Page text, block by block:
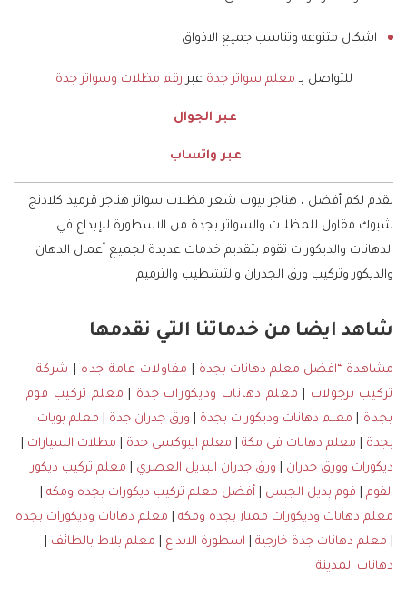
اشكال متنوعه وتناسب جميع الاذواق
للتواصل بـ معلم سواتر جدة عبر رقم مظلات وسواتر جدة
عبر الجوال
عبر واتساب
نقدم لكم أفضل ، هناجر بيوت شعر مظلات سواتر هناجر قرميد كلادنج
شبوك مقاول للمظلات والسواتر بجدة من الاسطورة للإبداع في
الدهانات والديكورات تقوم بتقديم خدمات عديدة لجميع أعمال الدهان
والديكور وتركيب ورق الجدران والتشطيب والترميم
شاهد ايضا من خدماتنا التي نقدمها
مشاهدة “افضل معلم دهانات بجدة مقاولات عامة جده
شركة
تركيب برجولات
معلم دهانات وديكورات جدة
معلم تركيب فوم
بجدة
معلم دهانات وديكورات بجدة ورق جدران جدة
معلم بويات
بجدة
معلم دهانات في مكة معلم ايبوكسي جدة مظلات السيارات
ديكورات وورق جدران
ورق جدران البديل العصري
معلم تركيب ديكور
الفوم
فوم بديل الجبس أفضل معلم تركيب ديكورات بجده ومكه
معلم دهانات وديكورات ممتاز بجدة ومكة
معلم دهانات وديكورات بجدة
معلم دهانات جدة خارجية اسطورة الابداع معلم بلاط بالطائف
دهانات المدينة